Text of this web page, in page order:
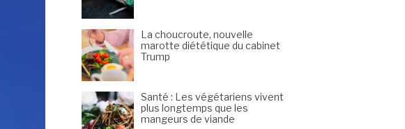
La choucroute, nouvelle
marotte diététique du cabinet
Trump
Santé : Les végétariens vivent
plus longtemps que les
mangeurs de viande